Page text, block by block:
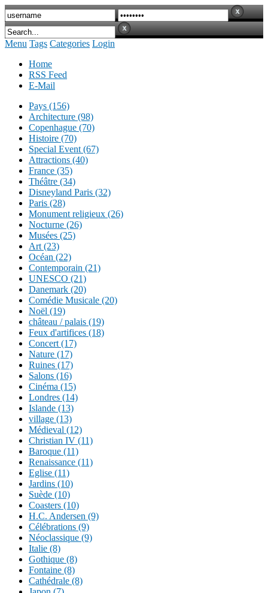
Menu Tags Categories Login
Home
RSS Feed
E-Mail
Pays (156)
Architecture (98)
Copenhague (70)
Histoire (70)
Special Event (67)
Attractions (40)
France (35)
Théâtre (34)
Disneyland Paris (32)
Paris (28)
Monument religieux (26)
Nocturne (26)
Musées (25)
Art (23)
Océan (22)
Contemporain (21)
UNESCO (21)
Danemark (20)
Comédie Musicale (20)
Noël (19)
château / palais (19)
Feux d'artifices (18)
Concert (17)
Nature (17)
Ruines (17)
Salons (16)
Cinéma (15)
Londres (14)
Islande (13)
village (13)
Médieval (12)
Christian IV (11)
Baroque (11)
Renaissance (11)
Eglise (11)
Jardins (10)
Suède (10)
Coasters (10)
H.C. Andersen (9)
Célébrations (9)
Néoclassique (9)
Italie (8)
Gothique (8)
Fontaine (8)
Cathédrale (8)